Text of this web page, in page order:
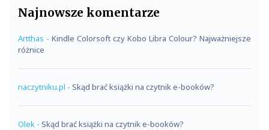
Najnowsze komentarze
Artthas - Kindle Colorsoft czy Kobo Libra Colour? Najważniejsze
różnice
naczytniku.pl - Skąd brać książki na czytnik e-booków?
Olek - Skąd brać książki na czytnik e-booków?